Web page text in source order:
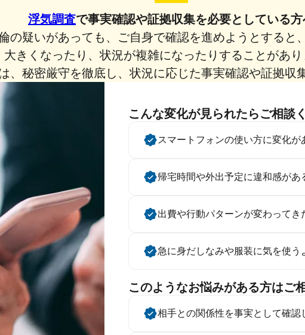
浮気調査で事実確認や証拠収集を必要としている方
の疑いがあっても、ご自身で確認を進めようとすると
大きくなったり、状況が複雑になったり することがあ
、秘密厳守を徹底し、状況に応じた事実確認や証拠収
こんな変化が見られたらご相談
スマートフォンの使い方に変化が
帰宅時間や外出予定に違和感があ
出費や行動パターンが変わってき
急に身だしなみや服装に気を使う
このようなお悩みがある方はご
相手との関係性を事実として確認